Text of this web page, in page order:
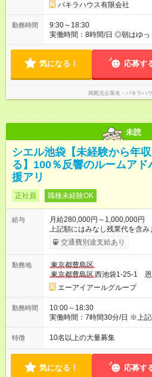
パキラハウス有限会社
勤務時間
9:30～18:30
実働時間：8時間/日 ◎朝はゆ
有効活用できます！ ◎残業は
時間もしっかり確保できる環境
気になる！ 応募す
掲載元企業名 パキラハ
未読
シエル池袋【未経験から年
る】100％反響のルームア
援アリ
正社員 職種未経験OK
給与
月給280,000円～1,000,000円
上記額にはみなし残業代を含
ます。 みなし残業代 44,000円
【正社員】 月給28万円～40万
上記金額には、固定残業代（月
含みます。 超過分は別途全額
月）は日給8000円となります。 【業務委託】 フルコミッション
制（完全歩合給）も選択可能
ぐ社員や、繁忙期に月収100万
す。 ※詳細は面接にてご説明します。 【年収例】
歳（入社4年目） ◎昨年度の年
も複数名在籍中！ 【試用期間】試用期間あり 試用期間の長さ：
1ヶ月 ※ 雇用形態と給与に、本
雇用形態：本採用時と同じで
用期間最長1ヶ月（当日中の一部支払
交通費別途支給あり
勤務地
東京都豊島区
東京都豊島区西池袋1-25-1 恩
エーアイアールグループ
勤務時間
10:00～18:30
実働時間：7時間30分/日 ※上
ありますので、ご希望の方は
【試用期間】試用期間あり 試
用期間最長1ヶ月（当日中の一
の実働は6.5時間です ※各社共
特徴 10名以上の大量募集
気になる！ 応募す